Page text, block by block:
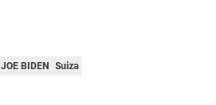
JOE BIDEN Suiza